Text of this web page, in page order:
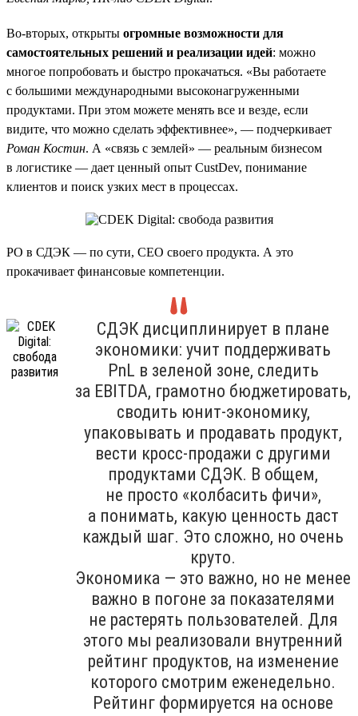
Во-вторых, открыты огромные возможности для
самостоятельных решений и реализации идей: можно
многое попробовать и быстро прокачаться. «Вы работаете
с большими международными высоконагруженными
продуктами. При этом можете менять все и везде, если
видите, что можно сделать эффективнее», — подчеркивает
Роман Костин. А «связь с землей» — реальным бизнесом
в логистике — дает ценный опыт CustDev, понимание
клиентов и поиск узких мест в процессах.
PO в СДЭК — по сути, CEO своего продукта. А это
прокачивает финансовые компетенции.
СДЭК дисциплинирует в плане
экономики: учит поддерживать
PnL в зеленой зоне, следить
за EBITDA, грамотно бюджетировать,
сводить юнит-экономику,
упаковывать и продавать продукт,
вести кросс-продажи с другими
продуктами СДЭК. В общем,
не просто «колбасить фичи»,
а понимать, какую ценность даст
каждый шаг. Это сложно, но очень
круто.
Экономика — это важно, но не менее
важно в погоне за показателями
не растерять пользователей. Для
этого мы реализовали внутренний
рейтинг продуктов, на изменение
которого смотрим еженедельно.
Рейтинг формируется на основе